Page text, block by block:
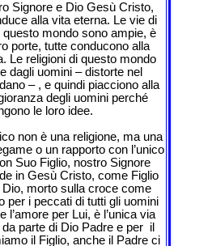
Signore e Dio Gesù Cristo,
alla vita eterna. Le vie di
questo mondo sono ampie, è
porte, tutte conducono alla
Le religioni di questo mondo
dagli uomini – distorte nel
– , e quindi piacciono alla
degli uomini perché
le loro idee.
non è una religione, ma una
o un rapporto con l’unico
Suo Figlio, nostro Signore
in Gesù Cristo, come Figlio
Dio, morto sulla croce come
per i peccati di tutti gli uomini
l’amore per Lui, è l’unica via
da parte di Dio Padre e per il
il Figlio, anche il Padre ci